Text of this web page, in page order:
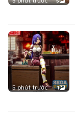
5 phút trước 1